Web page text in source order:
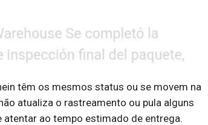
têm os mesmos status ou se movem na
atualiza o rastreamento ou pula alguns
ao tempo estimado de entrega.